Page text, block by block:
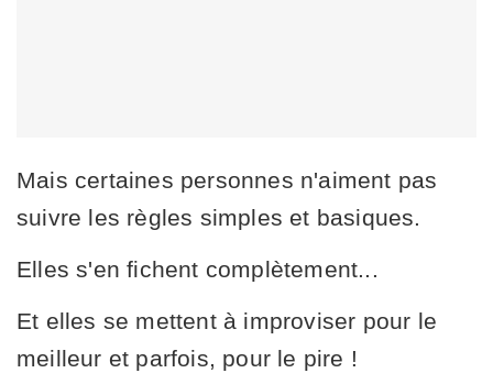
Mais certaines personnes n'aiment pas
suivre les règles simples et basiques.
Elles s'en fichent complètement...
Et elles se mettent à improviser pour le
meilleur et parfois, pour le pire !